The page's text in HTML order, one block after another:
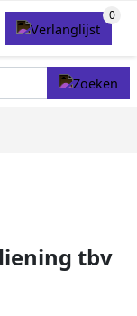
tbv